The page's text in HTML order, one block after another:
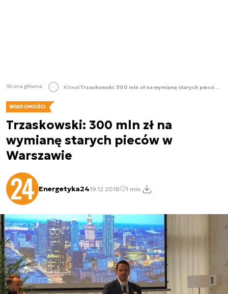
Strona główna Klimat Trzaskowski: 300 mln zł na wymianę starych pieców w Warszawie
WIADOMOŚCI
Trzaskowski: 300 mln zł na
wymianę starych pieców w
Warszawie
Energetyka2419.12.2018 1 min.